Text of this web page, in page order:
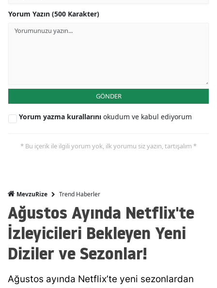
Yorum Yazın (500 Karakter)
GÖNDER
Yorum yazma kurallarını okudum ve kabul ediyorum
* Bu içerik ile ilgili yorum yok, ilk yorumu siz yazın, tartışalım *
MevzuRize Trend Haberler
Ağustos Ayında Netflix'te
İzleyicileri Bekleyen Yeni
Diziler ve Sezonlar!
Ağustos ayında Netflix’te yeni sezonlardan